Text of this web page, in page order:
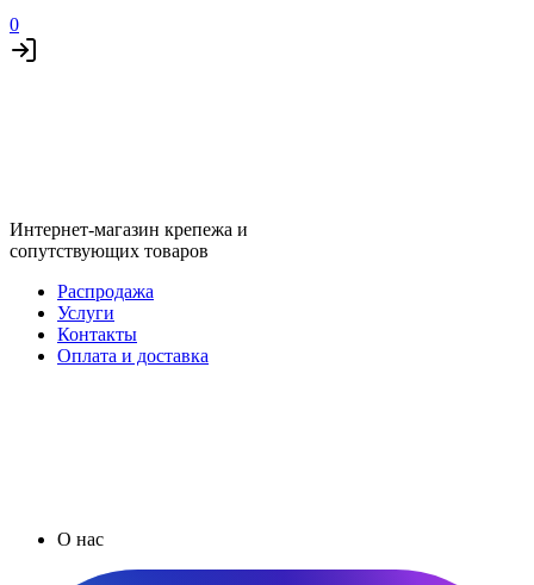
0
Интернет-магазин крепежа и
сопутствующих товаров
Распродажа
Услуги
Контакты
Оплата и доставка
О нас